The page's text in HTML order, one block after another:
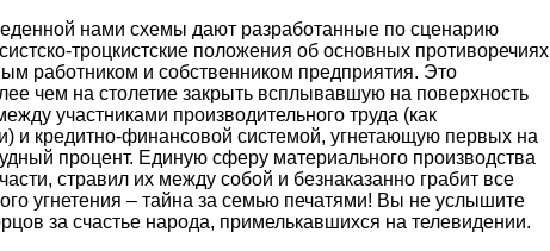
нами схемы дают разработанные по сценарию
троцкистские положения об основных противоречиях
работником и собственником предприятия. Это
чем на столетие закрыть всплывавшую на поверхность
участниками производительного труда (как
и кредитно-финансовой системой, угнетающую первых на
процент. Единую сферу материального производства
стравил их между собой и безнаказанно грабит все
угнетения – тайна за семью печатями! Вы не услышите
за счастье народа, примелькавшихся на телевидении.